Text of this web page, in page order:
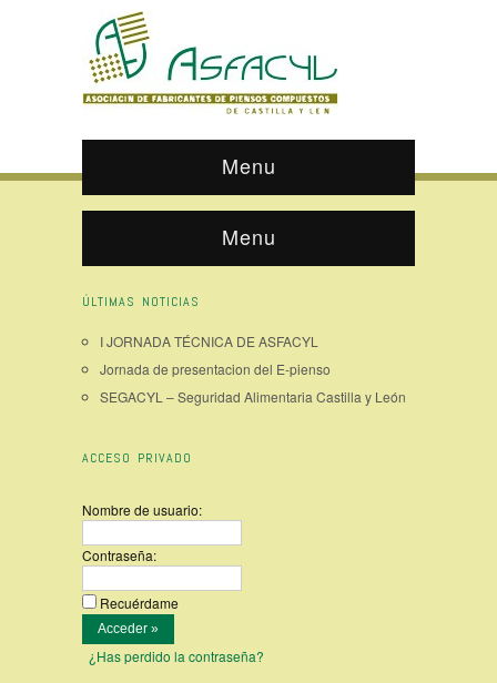
Menu
Menu
ÚLTIMAS NOTICIAS
I JORNADA TÉCNICA DE ASFACYL
Jornada de presentacion del E-pienso
SEGACYL – Seguridad Alimentaria Castilla y León
ACCESO PRIVADO
Nombre de usuario:
Contraseña:
Recuérdame
¿Has perdido la contraseña?